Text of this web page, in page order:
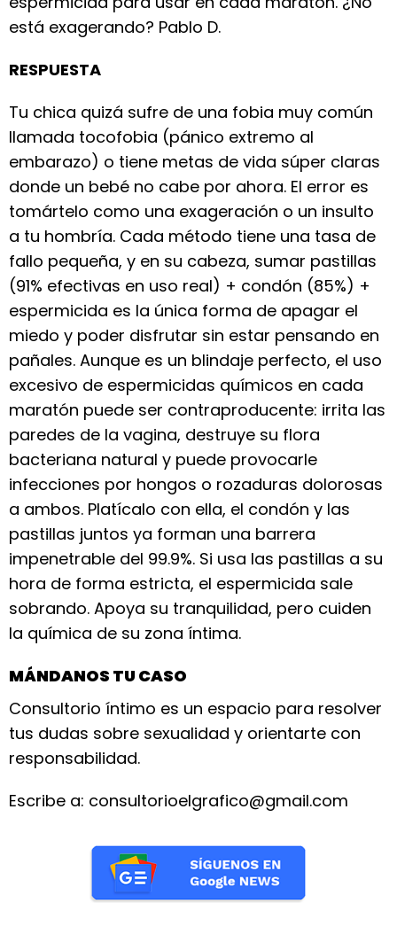
está exagerando? Pablo D.
RESPUESTA
Tu chica quizá sufre de una fobia muy común
llamada tocofobia (pánico extremo al
embarazo) o tiene metas de vida súper claras
donde un bebé no cabe por ahora. El error es
tomártelo como una exageración o un insulto
a tu hombría. Cada método tiene una tasa de
fallo pequeña, y en su cabeza, sumar pastillas
(91% efectivas en uso real) + condón (85%) +
espermicida es la única forma de apagar el
miedo y poder disfrutar sin estar pensando en
pañales. Aunque es un blindaje perfecto, el uso
excesivo de espermicidas químicos en cada
maratón puede ser contraproducente: irrita las
paredes de la vagina, destruye su flora
bacteriana natural y puede provocarle
infecciones por hongos o rozaduras dolorosas
a ambos. Platícalo con ella, el condón y las
pastillas juntos ya forman una barrera
impenetrable del 99.9%. Si usa las pastillas a su
hora de forma estricta, el espermicida sale
sobrando. Apoya su tranquilidad, pero cuiden
la química de su zona íntima.
MÁNDANOS TU CASO
Consultorio íntimo es un espacio para resolver
tus dudas sobre sexualidad y orientarte con
responsabilidad.
Escribe a: consultorioelgrafico@gmail.com